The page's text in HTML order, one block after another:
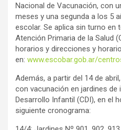
Nacional de Vacunación, con
meses y una segunda a los 5
escolar. Se aplica sin turno en
Atención Primaria de la Salud
horarios y direcciones y
en: www.escobar.gob.ar/
Además, a partir del 14 de
con vacunación en jardines
Desarrollo Infantil (CDI), en el
siguiente cronograma: